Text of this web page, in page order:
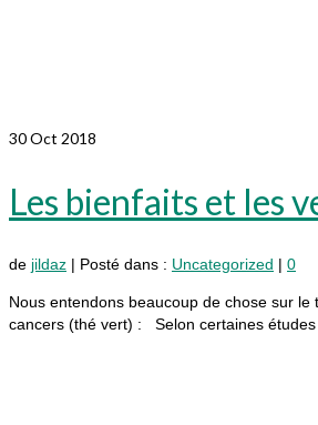
30Oct 2018
Les bienfaits et les
de jildaz | Posté dans : Uncategorized | 0
Nous entendons beaucoup de chose sur
cancers (thé vert) : Selon certaines